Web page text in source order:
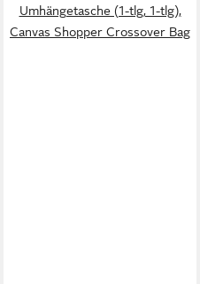
Umhängetasche (1-tlg, 1-tlg),
Canvas Shopper Crossover Bag